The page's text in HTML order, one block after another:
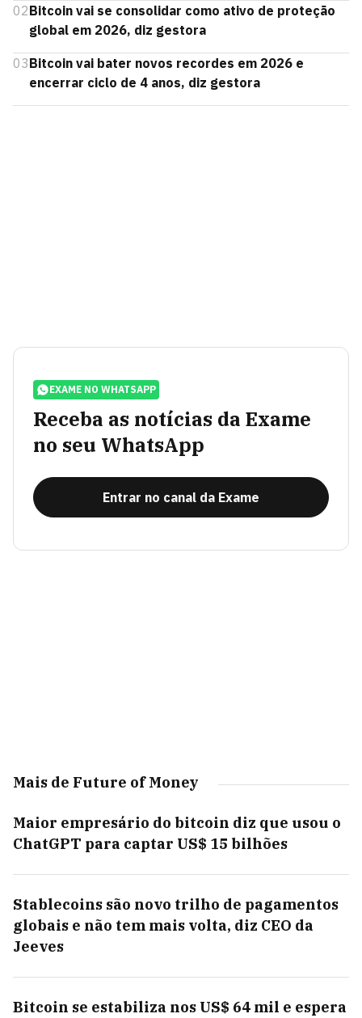
02Bitcoin vai se consolidar como ativo de proteção
global em 2026, diz gestora
03Bitcoin vai bater novos recordes em 2026 e
encerrar ciclo de 4 anos, diz gestora
EXAME NO WHATSAPP
Receba as notícias da Exame
no seu WhatsApp
Entrar no canal da Exame
Mais de Future of Money
Maior empresário do bitcoin diz que usou o
ChatGPT para captar US$ 15 bilhões
Stablecoins são novo trilho de pagamentos
globais e não tem mais volta, diz CEO da
Jeeves
Bitcoin se estabiliza nos US$ 64 mil e espera